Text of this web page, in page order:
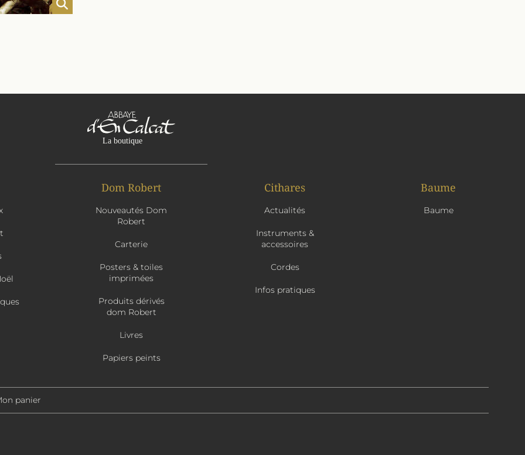
Dom Robert
Nouveautés Dom
Robert
Carterie
Posters & toiles
imprimées
Produits dérivés
dom Robert
Livres
Papiers peints
Cithares
Actualités
Instruments &
accessoires
Cordes
Infos pratiques
Baume
Baume
panier